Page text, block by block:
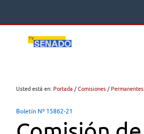
Usted está en: Portada /Comisiones / Permanentes
Boletín Nº 15862-21